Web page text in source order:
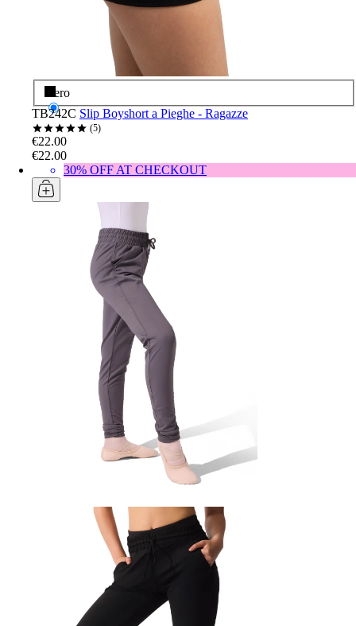
Nero
TB242C Slip Boyshort a Pieghe - Ragazze
5
€22.00
€22.00
30% OFF AT CHECKOUT